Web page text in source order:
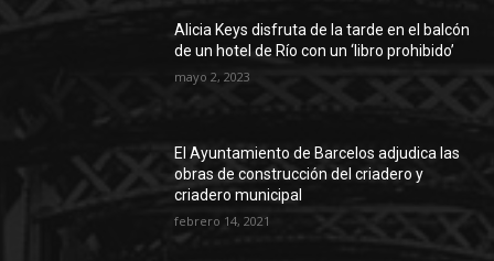
Alicia Keys disfruta de la tarde en el balcón
de un hotel de Río con un ‘libro prohibido’
mayo 2, 2023
El Ayuntamiento de Barcelos adjudica las
obras de construcción del criadero y
criadero municipal
febrero 14, 2021